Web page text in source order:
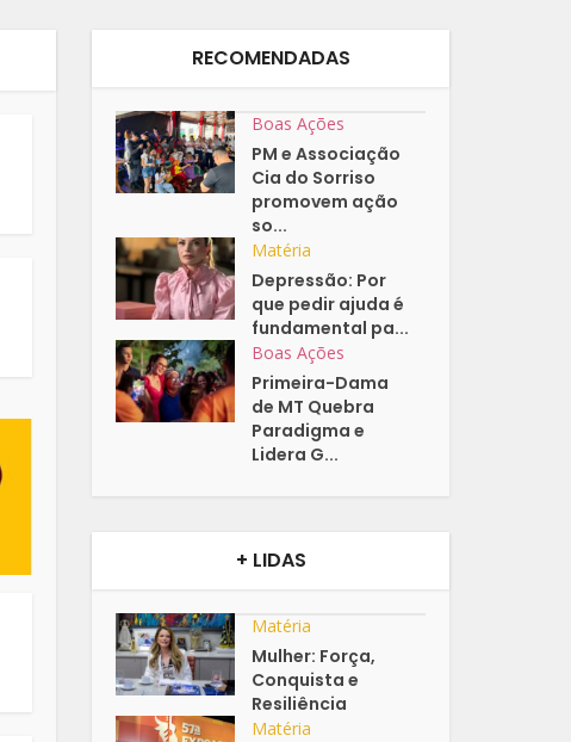
RECOMENDADAS
Boas Ações
PM e Associação
Cia do Sorriso
promovem ação
so...
Matéria
Depressão: Por
que pedir ajuda é
fundamental pa...
Boas Ações
Primeira-Dama
de MT Quebra
Paradigma e
Lidera G...
+ LIDAS
Matéria
Mulher: Força,
Conquista e
Resiliência
Matéria